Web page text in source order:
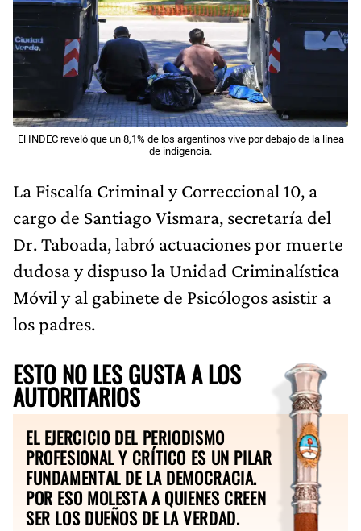
El INDEC reveló que un 8,1% de los argentinos vive por debajo de la línea
de indigencia.
La Fiscalía Criminal y Correccional 10, a
cargo de Santiago Vismara, secretaría del
Dr. Taboada, labró actuaciones por muerte
dudosa y dispuso la Unidad Criminalística
Móvil y al gabinete de Psicólogos asistir a
los padres.
ESTO NO LES GUSTA A LOS
AUTORITARIOS
EL EJERCICIO DEL PERIODISMO
PROFESIONAL Y CRÍTICO ES UN PILAR
FUNDAMENTAL DE LA DEMOCRACIA.
POR ESO MOLESTA A QUIENES CREEN
SER LOS DUEÑOS DE LA VERDAD.